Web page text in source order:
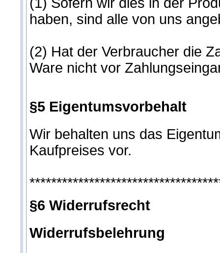
haben, sind alle von uns
(2) Hat der Verbraucher die
Ware nicht vor
§5 Eigentumsvorbehalt
Wir behalten uns das
Kaufpreises vor.
§6 Widerrufsrecht
Widerrufsbelehrung